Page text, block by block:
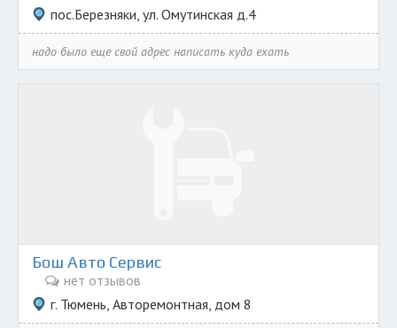
пос.Березняки, ул. Омутинская д.4
надо было еще свой адрес написать куда ехать
Бош Авто Сервис
нет отзывов
г. Тюмень, Авторемонтная, дом 8